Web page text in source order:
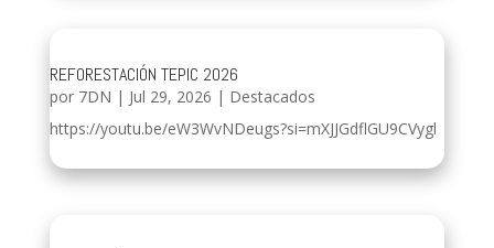
REFORESTACIÓN TEPIC 2026
por 7DN | Jul 29, 2026 | Destacados
https://youtu.be/eW3WvNDeugs?si=mXJJGdflGU9CVygl